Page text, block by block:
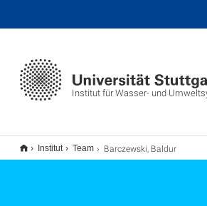
Institut für Wasser- und
Institut Team Barczewski, Baldur